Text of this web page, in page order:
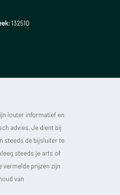
een te hoge BMI
een te hoge vetmassa hebben.
is gezonder dan
132510
louter informatief en
advies. Je dient bij
steeds de bijsluiter te
steeds je arts of
vermelde prijzen zijn
van